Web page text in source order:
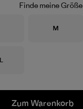
Finde meine Größe
Größe
M
Zum Warenkorb